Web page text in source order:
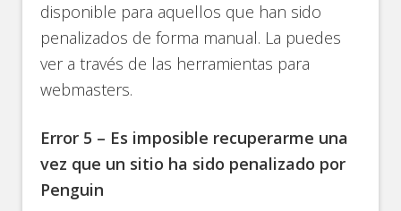
disponible para aquellos que han sido
penalizados de forma manual. La puedes
ver a través de las herramientas para
webmasters.
Error 5 – Es imposible recuperarme una
vez que un sitio ha sido penalizado por
Penguin